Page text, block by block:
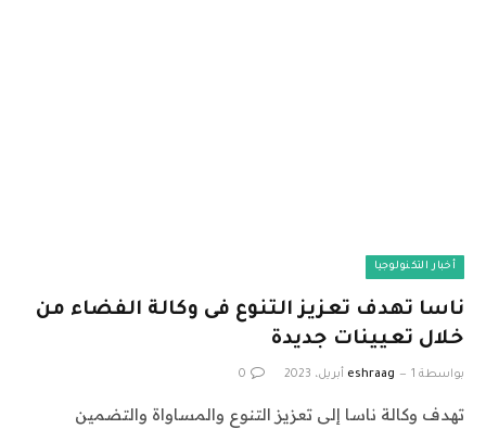
أخبار التكنولوجيا
ناسا تهدف تعزيز التنوع فى وكالة الفضاء من
خلال تعيينات جديدة
بواسطة eshraag 1 أبريل، 2023 0
تهدف وكالة ناسا إلى تعزيز التنوع والمساواة والتضمين